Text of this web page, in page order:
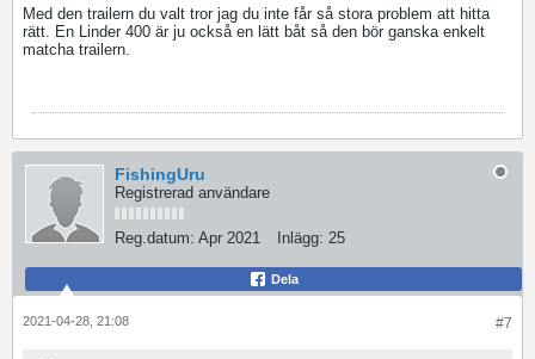
Med den trailern du valt tror jag du inte får så stora problem att hitta
rätt. En Linder 400 är ju också en lätt båt så den bör ganska enkelt
matcha trailern.
FishingUru
Registrerad användare
Reg.datum: Apr 2021 Inlägg: 25
Dela
#7
2021-04-28, 21:08